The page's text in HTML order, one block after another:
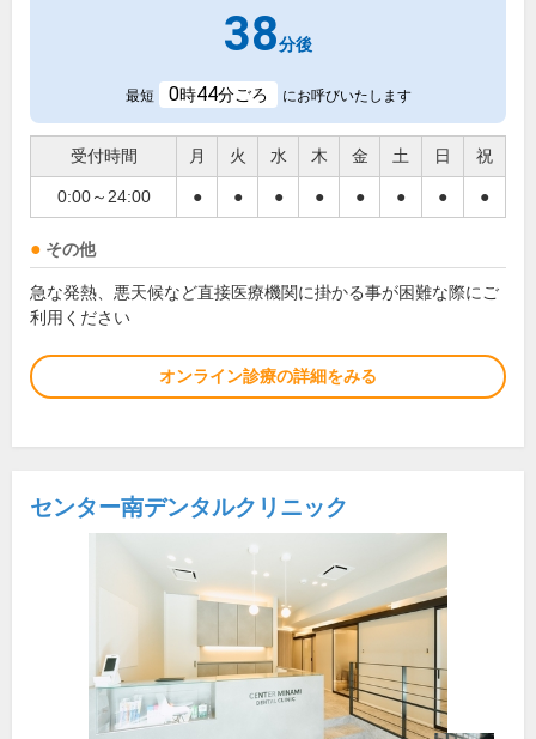
38分後
最短 0時44分ごろ にお呼びいたします
受付時間 月 火 水 木 金 土 日 祝
0:00～24:00 ● ● ● ● ● ● ● ●
その他
急な発熱、悪天候など直接医療機関に掛かる事が困難な際にご
利用ください
オンライン診療の詳細をみる
センター南デンタルクリニック